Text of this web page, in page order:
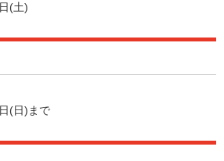
(土)
(日)まで